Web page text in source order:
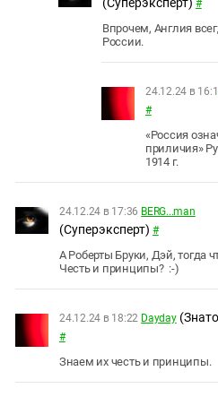
#
Впрочем, Англия
России.
24.12.24 в
#
«Россия
приличия»
1914 г.
24.12.24 в 17:36 BERG...man
(Суперэксперт) #
А Роберты Бруки, Дэй, тогда
Честь и принципы? :-)
24.12.24 в 18:22 Dayday
#
Знаем их честь и принципы.